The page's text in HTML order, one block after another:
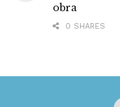
obra
0 SHARES